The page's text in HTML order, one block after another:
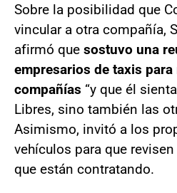
Sobre la posibilidad que
vincular a otra compañía,
afirmó que sostuvo una
empresarios de taxis
compañías “y que él
Libres, sino también las
Asimismo, invitó a los
vehículos para que
que están contratando.